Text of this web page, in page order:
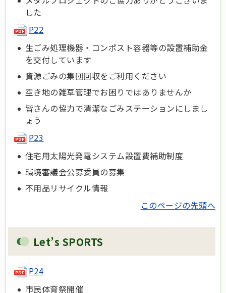
した
P22
生ごみ処理機器・コンポスト容器等の設置補助金
を交付しています
資源ごみの集団回収をご利用ください
空き地の雑草管理でお困りではありませんか
皆さんの協力で清潔なごみステーションにしまし
ょう
P23
住宅用太陽光発電システム設置費補助制度
環境審議会公募委員の募集
不用品リサイクル情報
このページの先頭へ
Let’s SPORTS
P24
市民体育祭開催